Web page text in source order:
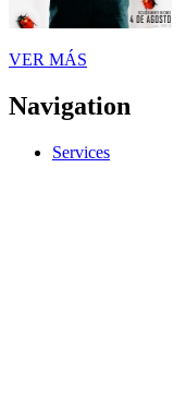
VER MÁS
Navigation
Services